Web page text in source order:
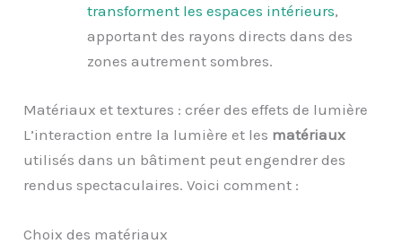
transforment les espaces intérieurs,
apportant des rayons directs dans des
zones autrement sombres.
Matériaux et textures : créer des effets de lumière
L’interaction entre la lumière et les matériaux
utilisés dans un bâtiment peut engendrer des
rendus spectaculaires. Voici comment :
Choix des matériaux